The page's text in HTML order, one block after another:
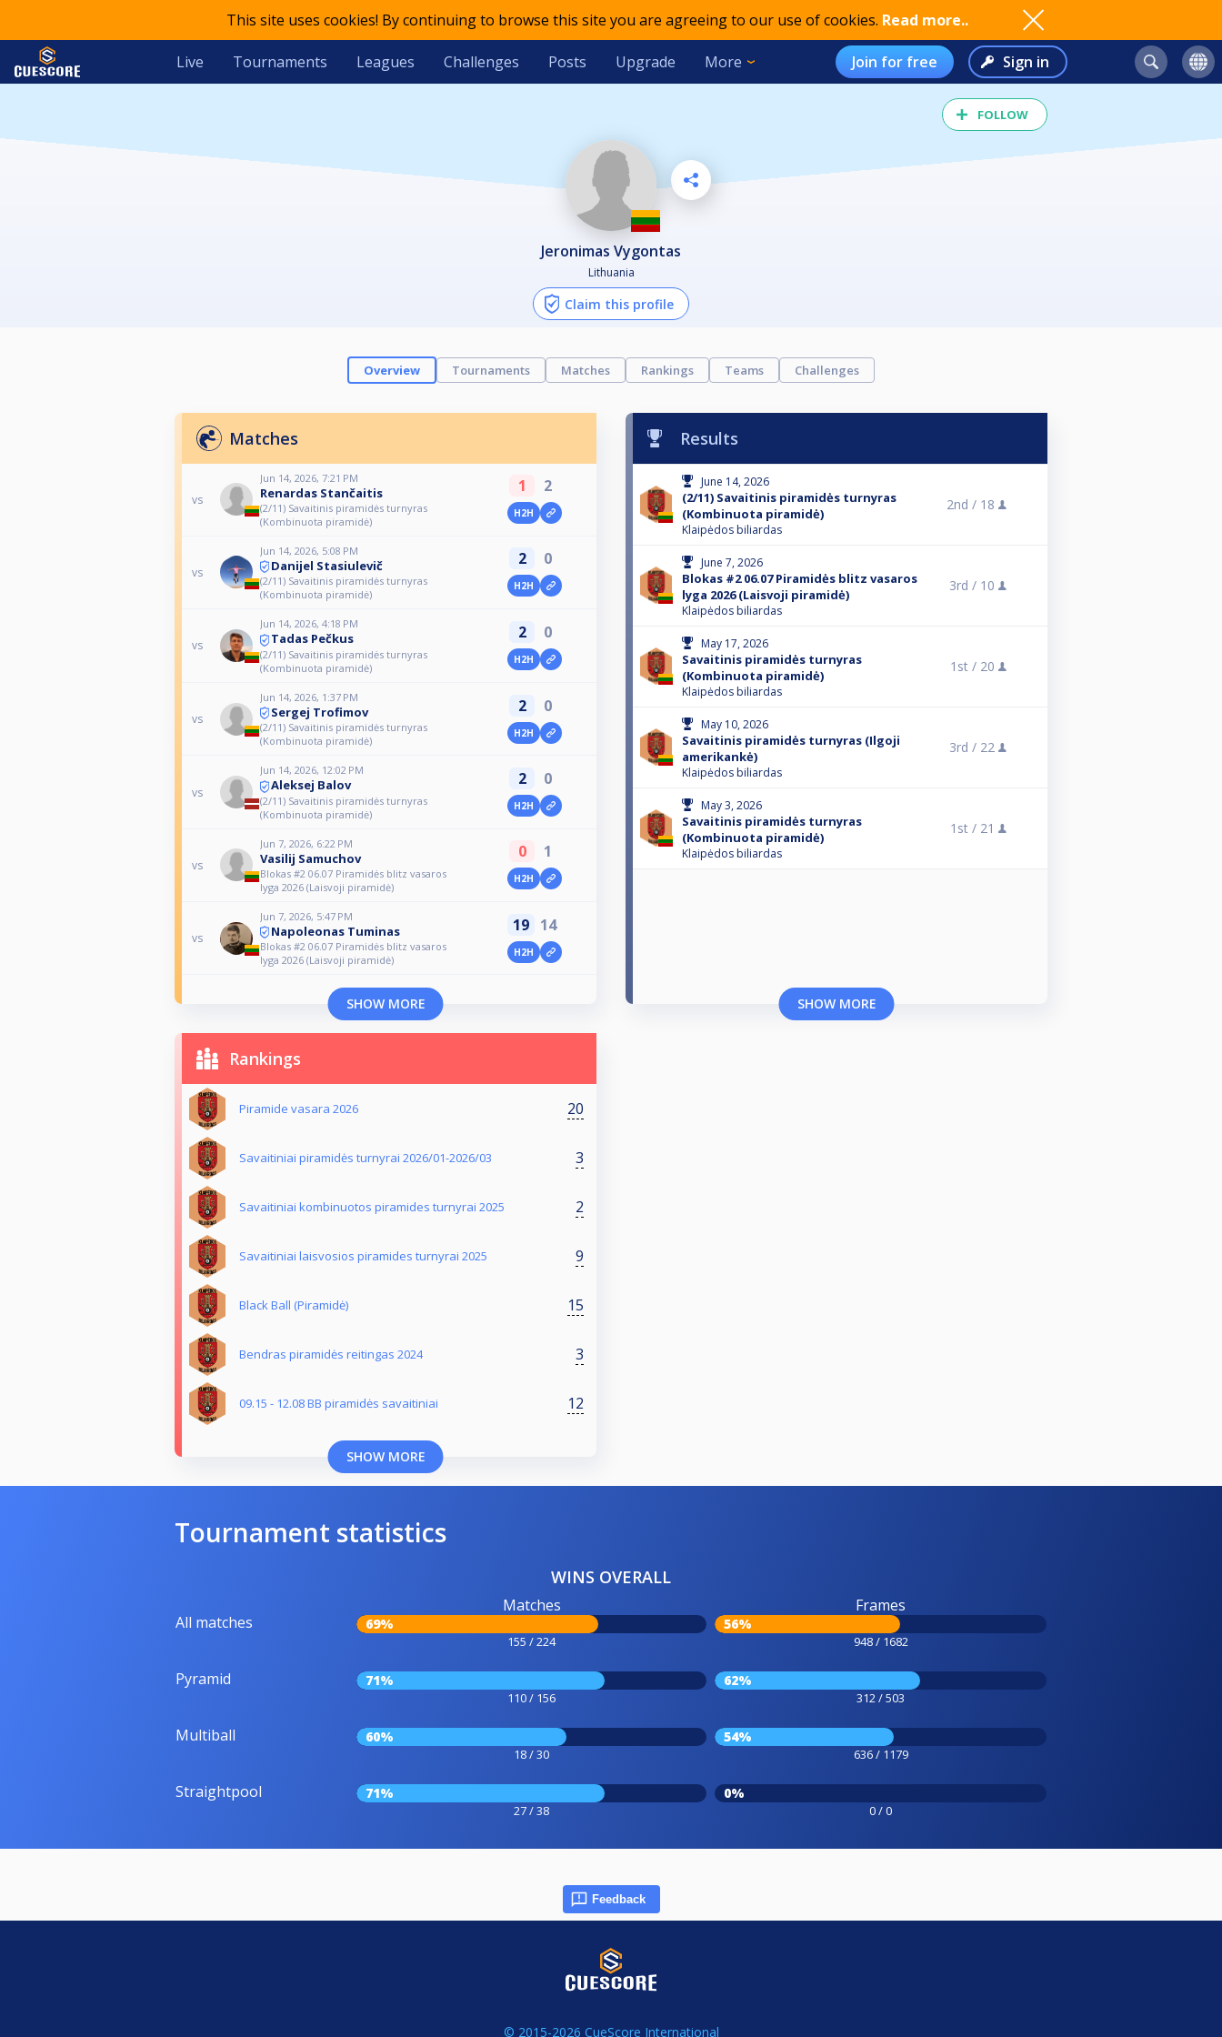
This site uses cookies! By continuing to browse this site you are agreeing to our use of cookies. Read more..
Live Tournaments Leagues Challenges Posts Upgrade More Join for free Sign in
FOLLOW
Jeronimas Vygontas
Lithuania
Claim this profile
Overview Tournaments Matches Rankings Teams Challenges
Matches
vs
Jun 14, 2026, 7:21 PM
Renardas Stančaitis
(2/11) Savaitinis piramidės turnyras
(Kombinuota piramidė)
1 2
H2H
vs
Jun 14, 2026, 5:08 PM
Danijel Stasiulevič
(2/11) Savaitinis piramidės turnyras
(Kombinuota piramidė)
2 0
H2H
vs
Jun 14, 2026, 4:18 PM
Tadas Pečkus
(2/11) Savaitinis piramidės turnyras
(Kombinuota piramidė)
2 0
H2H
vs
Jun 14, 2026, 1:37 PM
Sergej Trofimov
(2/11) Savaitinis piramidės turnyras
(Kombinuota piramidė)
2 0
H2H
vs
Jun 14, 2026, 12:02 PM
Aleksej Balov
(2/11) Savaitinis piramidės turnyras
(Kombinuota piramidė)
2 0
H2H
vs
Jun 7, 2026, 6:22 PM
Vasilij Samuchov
Blokas #2 06.07 Piramidės blitz vasaros
lyga 2026 (Laisvoji piramidė)
0 1
H2H
vs
Jun 7, 2026, 5:47 PM
Napoleonas Tuminas
Blokas #2 06.07 Piramidės blitz vasaros
lyga 2026 (Laisvoji piramidė)
19 14
H2H
SHOW MORE
Results
June 14, 2026
(2/11) Savaitinis piramidės turnyras
(Kombinuota piramidė)
Klaipėdos biliardas
2nd / 18
June 7, 2026
Blokas #2 06.07 Piramidės blitz vasaros
lyga 2026 (Laisvoji piramidė)
Klaipėdos biliardas
3rd / 10
May 17, 2026
Savaitinis piramidės turnyras
(Kombinuota piramidė)
Klaipėdos biliardas
1st / 20
May 10, 2026
Savaitinis piramidės turnyras (Ilgoji
amerikankė)
Klaipėdos biliardas
3rd / 22
May 3, 2026
Savaitinis piramidės turnyras
(Kombinuota piramidė)
Klaipėdos biliardas
1st / 21
SHOW MORE
Rankings
Piramide vasara 2026 20
Savaitiniai piramidės turnyrai 2026/01-2026/03 3
Savaitiniai kombinuotos piramides turnyrai 2025 2
Savaitiniai laisvosios piramides turnyrai 2025 9
Black Ball (Piramidė) 15
Bendras piramidės reitingas 2024 3
09.15 - 12.08 BB piramidės savaitiniai 12
SHOW MORE
Tournament statistics
WINS OVERALL
All matches
Matches
69%
155 / 224
Frames
56%
948 / 1682
Pyramid 71%
110 / 156
62%
312 / 503
Multiball 60%
18 / 30
54%
636 / 1179
Straightpool 71%
27 / 38
0%
0 / 0
Feedback
© 2015-2026 CueScore International